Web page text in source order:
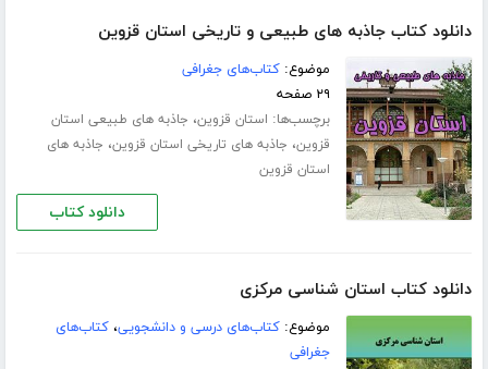
دانلود کتاب جاذبه های طبیعی و تاریخی استان قزوین
موضوع:کتاب‌های جغرافی
۲۹ صفحه
برچسب‌ها: استان قزوین، جاذبه های طبیعی استان
قزوین، جاذبه های تاریخی استان قزوین، جاذبه های
استان قزوین
دانلود کتاب
دانلود کتاب استان شناسی مرکزی
موضوع:کتاب‌های درسی و دانشجویی،کتاب‌های
جغرافی